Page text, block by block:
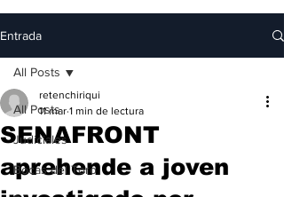
Entrada
All Posts
Judiciales
Bocas del Toro
All Posts
SENAFRONT
aprehende a joven
retenchiriqui
11 mar 1 min de lectura